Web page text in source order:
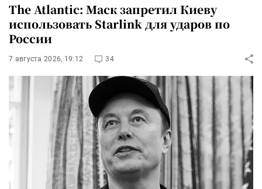
The Atlantic: Маск запретил Киеву
использовать Starlink для ударов по
России
7 августа 2026, 19:12 34